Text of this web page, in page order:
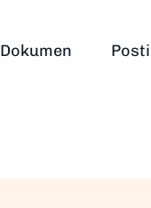
Dokumen